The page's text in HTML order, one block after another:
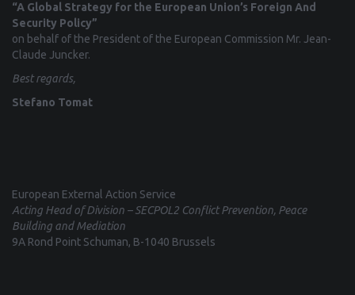
“A Global Strategy for the European Union’s Foreign And
Security Policy”
on behalf of the President of the European Commission Mr. Jean-
Claude Juncker.
Best regards,
Stefano Tomat
European External Action Service
Acting Head of Division – SECPOL2 Conflict Prevention, Peace
Building and Mediation
9A Rond Point Schuman, B-1040 Brussels